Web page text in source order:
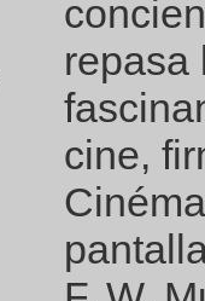
repasa
cine,